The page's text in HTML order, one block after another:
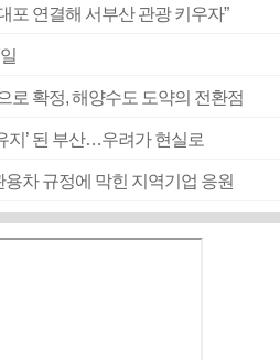
포 연결해 서부산 관광 키우자”
로 확정, 해양수도 도약의 전환점
지’ 된 부산…우려가 현실로
차 규정에 막힌 지역기업 응원